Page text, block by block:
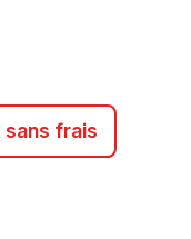
sans frais